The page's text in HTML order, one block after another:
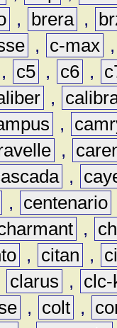
, brera ,
, c-max
, c5 , c6 ,
,
,
,
,
, centenario
,
, citan ,
clarus ,
clc-
, colt ,